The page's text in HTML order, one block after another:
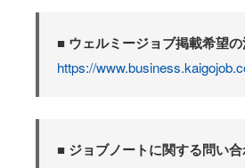
■ ウェルミージョブ掲載希望
https://
■ ジョブノートに関する問い